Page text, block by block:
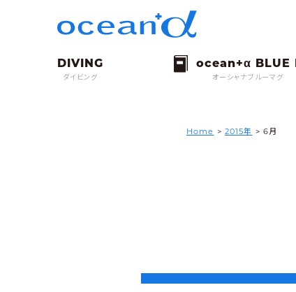
ダイビング オーシャナブルーマグ
Home > 2015年 > 6月